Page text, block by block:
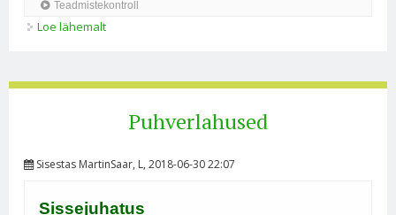
Loe lähemalt
Puhverlahused
Sisestas MartinSaar, L, 2018-06-30 22:07